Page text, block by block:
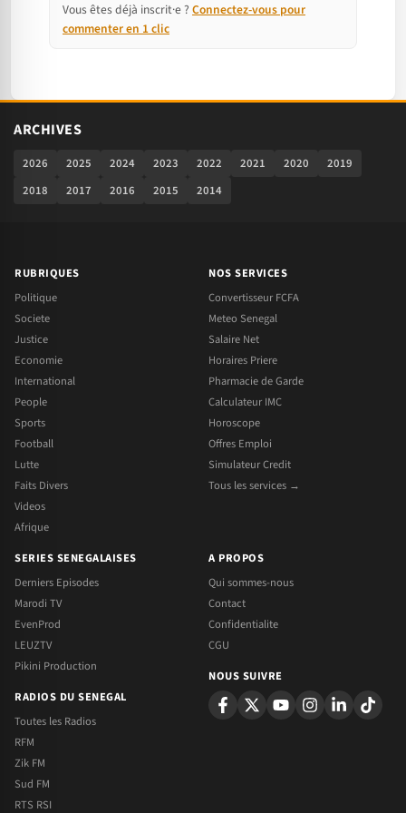
Vous êtes déjà inscrit·e ? Connectez-vous pour
commenter en 1 clic
ARCHIVES
2026 2025 2024 2023 2022 2021 2020
2019
2018
2017 2016 2015 2014
RUBRIQUES
Politique
Societe
Justice
Economie
International
People
Sports
Football
Lutte
Faits Divers
Videos
Afrique
NOS SERVICES
Convertisseur FCFA
Meteo Senegal
Salaire Net
Horaires Priere
Pharmacie de Garde
Calculateur IMC
Horoscope
Offres Emploi
Simulateur Credit
Tous les services →
SERIES SENEGALAISES
Derniers Episodes
Marodi TV
EvenProd
LEUZTV
Pikini Production
RADIOS DU SENEGAL
Toutes les Radios
RFM
Zik FM
Sud FM
RTS RSI
A PROPOS
Qui sommes-nous
Contact
Confidentialite
CGU
NOUS SUIVRE